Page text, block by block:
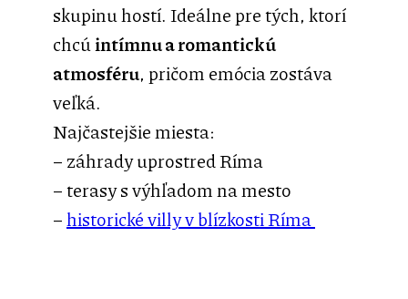
skupinu hostí. Ideálne pre tých, ktorí
chcúintímnu a romantickú
atmosféru, pričom emócia zostáva
veľká.
Najčastejšie miesta:
– záhrady uprostred Ríma
– terasy s výhľadom na mesto
–historické villy v blízkosti Ríma